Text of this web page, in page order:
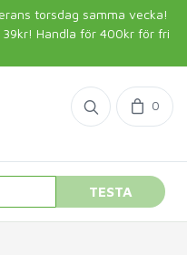
torsdag samma vecka!
Handla för 400kr för fri
0
TESTA